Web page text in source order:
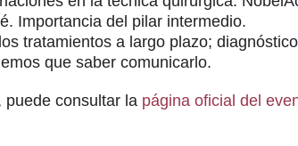
Importancia del pilar intermedio.
tratamientos a largo plazo;
que saber comunicarlo.
consultar la página oficial del